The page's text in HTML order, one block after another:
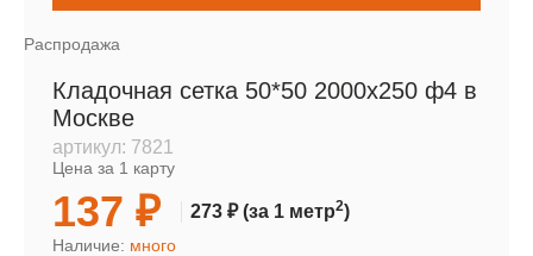
Распродажа
Кладочная сетка 50*50 2000х250 ф4 в
Москве
артикул: 7821
Цена за 1 карту
137 ₽ 273 ₽(за 1 метр2)
Наличие: много